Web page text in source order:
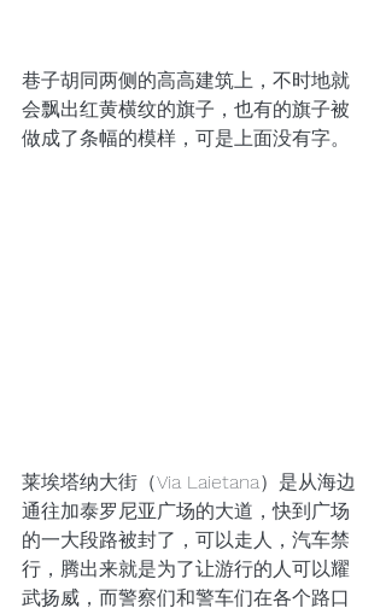
巷子胡同两侧的高高建筑上，不时地就
会飘出红黄横纹的旗子，也有的旗子被
做成了条幅的模样，可是上面没有字。
莱埃塔纳大街（Via Laietana）是从海边
通往加泰罗尼亚广场的大道，快到广场
的一大段路被封了，可以走人，汽车禁
行，腾出来就是为了让游行的人可以耀
武扬威，而警察们和警车们在各个路口